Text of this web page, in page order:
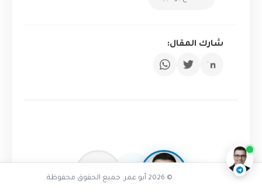
شارك المقال:
© 2026 أبو عمر. جميع الحقوق محفوظة.